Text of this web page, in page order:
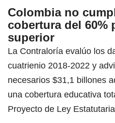
Colombia no
cobertura del 60%
superior
La Contraloría evalúo los
cuatrienio 2018-2022 y
necesarios $31,1 billones
una cobertura educativa
Proyecto de Ley